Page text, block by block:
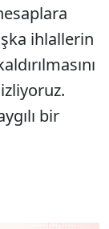
ihlallerin
bir